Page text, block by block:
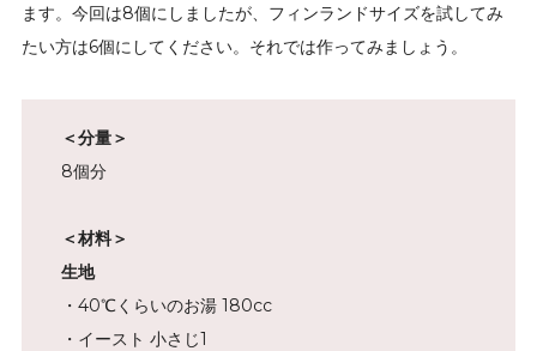
ます。今回は8個にしましたが、フィンランドサイズを試してみ
たい方は6個にしてください。それでは作ってみましょう。
＜分量＞
8個分
＜材料＞
生地
・40℃くらいのお湯 180cc
・イースト 小さじ1